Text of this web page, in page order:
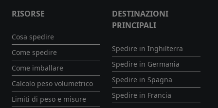
RISORSE
Cosa spedire
Come spedire
Come imballare
Calcolo peso volumetrico
Limiti di peso e misure
DESTINAZIONI
PRINCIPALI
Spedire in Inghilterra
Spedire in Germania
Spedire in Spagna
Spedire in Francia